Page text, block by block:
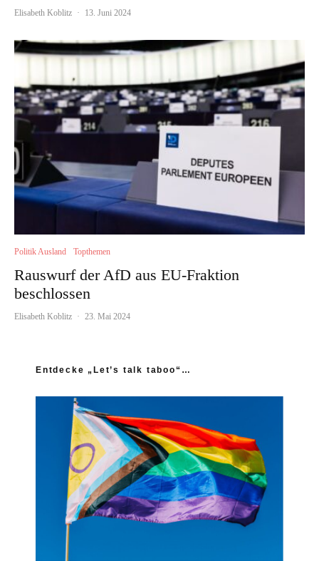
Elisabeth Koblitz · 13. Juni 2024
Politik Ausland Topthemen
Rauswurf der AfD aus EU-Fraktion
beschlossen
Elisabeth Koblitz · 23. Mai 2024
Entdecke „Let’s talk taboo“…